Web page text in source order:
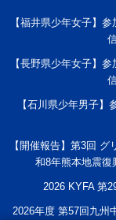
【福井県少年女子】
【長野県少年女子】
【石川県少年男子
【開催報告】第3回
和8年熊本地震復
2026 KYFA 第
2026年度 第57回九州